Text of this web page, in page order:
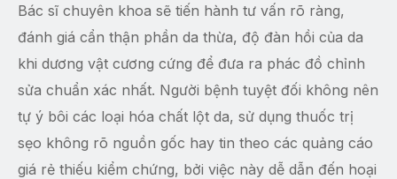
Bác sĩ chuyên khoa sẽ tiến hành tư vấn rõ ràng,
đánh giá cẩn thận phần da thừa, độ đàn hồi của da
khi dương vật cương cứng để đưa ra phác đồ chỉnh
sửa chuẩn xác nhất. Người bệnh tuyệt đối không nên
tự ý bôi các loại hóa chất lột da, sử dụng thuốc trị
sẹo không rõ nguồn gốc hay tin theo các quảng cáo
giá rẻ thiếu kiểm chứng, bởi việc này dễ dẫn đến hoại